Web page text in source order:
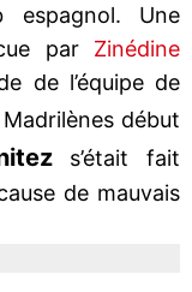
espagnol. Une
par Zinédine
de l’équipe de
début
s’était fait
de mauvais